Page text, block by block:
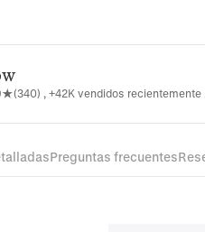
, +42K vendidos recientemente
Preguntas frecuentes